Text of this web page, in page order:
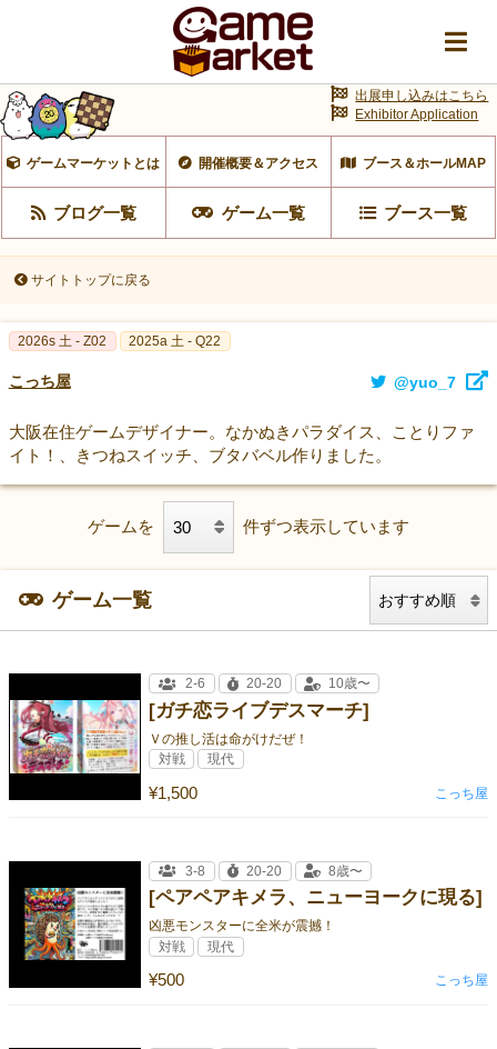
ゲームマーケットとは 開催概要＆アクセス ブース＆ホールMAP
ブログ一覧 ゲーム一覧 ブース一覧
出展申し込みはこちら
Exhibitor Application
サイトトップに戻る
2026s 土 - Z02 2025a 土 - Q22
こっち屋 @yuo_7
大阪在住ゲームデザイナー。なかぬきパラダイス、ことりファ
イト！、きつねスイッチ、ブタバベル作りました。
ゲームを 件ずつ表示しています
ゲーム一覧
[ガチ恋ライブデスマーチ]
Ｖの推し活は命がけだぜ！
¥1,500
2-6 20-20 10歳〜
対戦 現代
こっち屋
[ペアペアキメラ、ニューヨークに現る]
凶悪モンスターに全米が震撼！
¥500
3-8 20-20 8歳〜
対戦 現代
こっち屋